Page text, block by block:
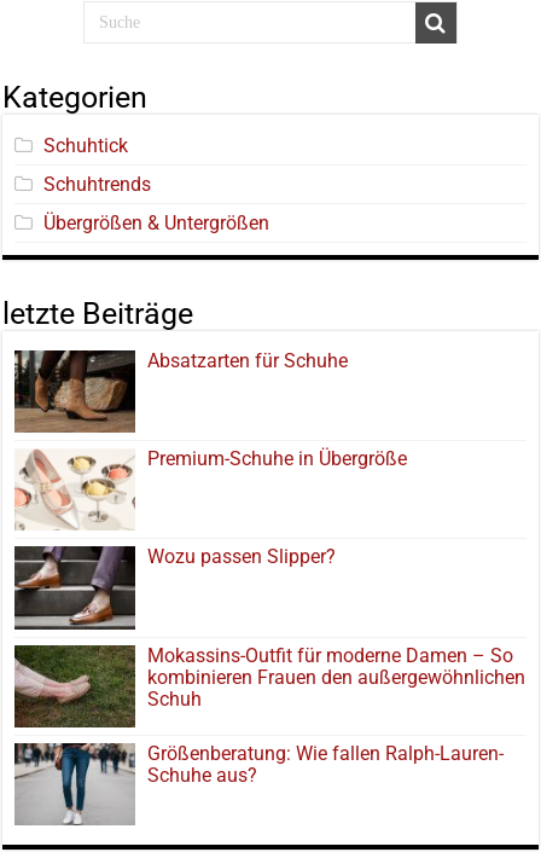
Kategorien
Schuhtick
Schuhtrends
Übergrößen & Untergrößen
letzte Beiträge
Absatzarten für Schuhe
Premium-Schuhe in Übergröße
Wozu passen Slipper?
Mokassins-Outfit für moderne Damen – So
kombinieren Frauen den außergewöhnlichen
Schuh
Größenberatung: Wie fallen Ralph-Lauren-
Schuhe aus?